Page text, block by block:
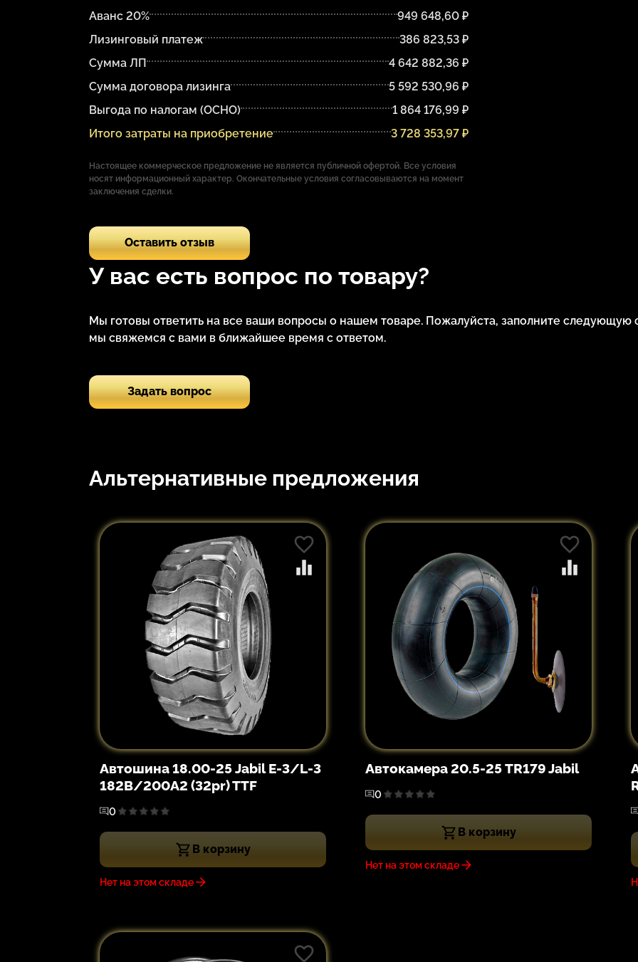
Аванс 20%
949 648,60 ₽
Лизинговый платеж
386 823,53 ₽
Сумма ЛП
4 642 882,36 ₽
Сумма договора лизинга
5 592 530,96 ₽
Выгода по налогам (ОСНО)
1 864 176,99 ₽
Итого затраты на приобретение
3 728 353,97 ₽
Настоящее коммерческое предложение не является публичной офертой. Все условия
носят информационный характер. Окончательные условия согласовываются на момент
заключения сделки.
Оставить отзыв
У вас есть вопрос по товару?
Мы готовы ответить на все ваши вопросы о нашем товаре. Пожалуйста, заполните следующую
мы свяжемся с вами в ближайшее время с ответом.
Задать вопрос
Альтернативные предложения
Автошина 18.00-25 Jabil E-3/L-3
182B/200A2 (32pr) TTF
0
В корзину
Нет на этом складе
Автокамера 20.5-25 TR179 Jabil
0
В корзину
Нет на этом складе